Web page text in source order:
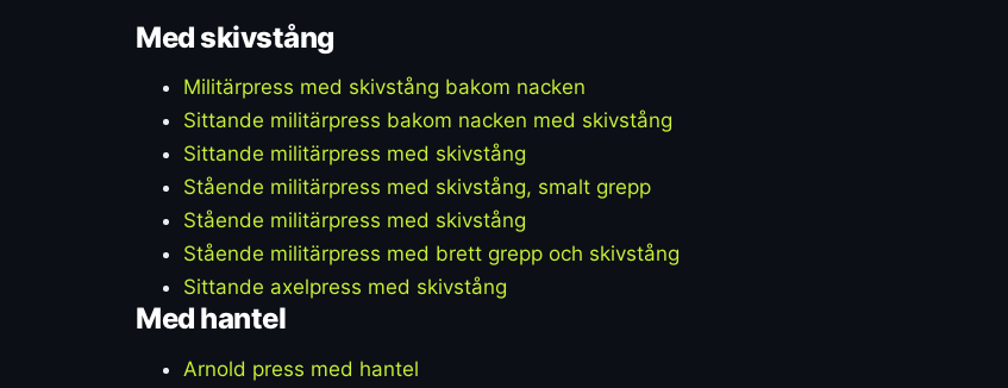
Med skivstång
Militärpress med skivstång bakom nacken
Sittande militärpress bakom nacken med skivstång
Sittande militärpress med skivstång
Stående militärpress med skivstång, smalt grepp
Stående militärpress med skivstång
Stående militärpress med brett grepp och skivstång
Sittande axelpress med skivstång
Med hantel
Arnold press med hantel